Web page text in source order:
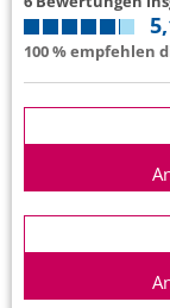
100 % empfehlen